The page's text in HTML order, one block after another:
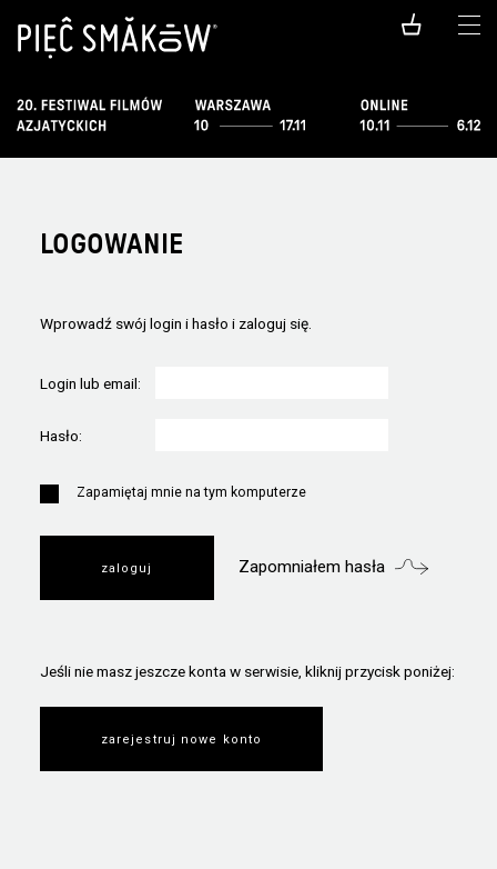
LOGOWANIE
Wprowadź swój login i hasło i zaloguj się.
Login lub email:
Hasło:
Zapamiętaj mnie na tym komputerze
Zapomniałem hasła
Jeśli nie masz jeszcze konta w serwisie, kliknij przycisk poniżej:
zarejestruj nowe konto